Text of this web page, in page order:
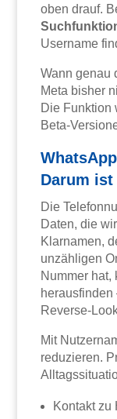
oben drauf.
Username
Wann genau
Meta bisher
Die Funktion
Beta-
Darum
Die
Daten, die
Klarnamen,
unzähligen
Nummer hat,
Reverse-
Mit
reduzieren.
Kontakt zu